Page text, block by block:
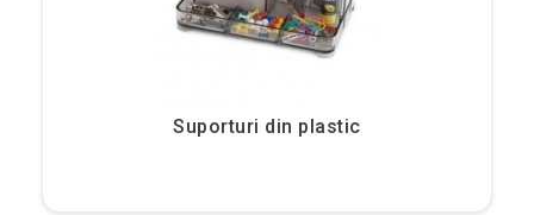
Suporturi din plastic